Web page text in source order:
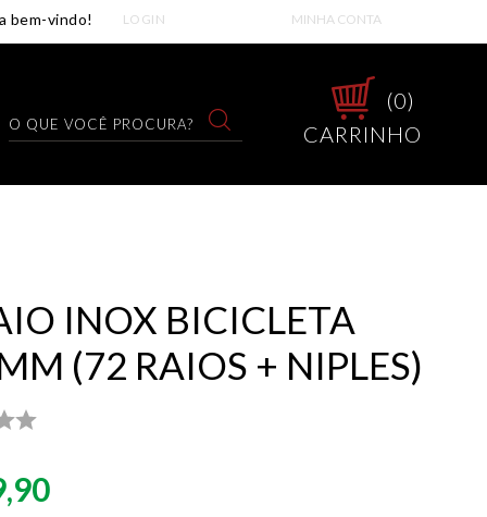
LOGIN MINHA CONTA
CARRINHO
0
INOX BICICLETA
(72 RAIOS + NIPLES)